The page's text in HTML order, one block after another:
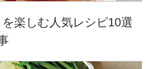
楽しむ人気レシピ10選